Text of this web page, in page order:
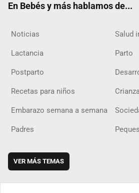
En Bebés y más hablamos de...
Noticias Salud
Lactancia Parto
Postparto
Recetas para niños
Embarazo semana a semana
Padres
VER MÁS TEMAS